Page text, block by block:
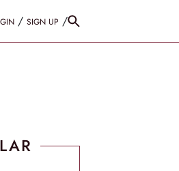
/ SIGN UP /